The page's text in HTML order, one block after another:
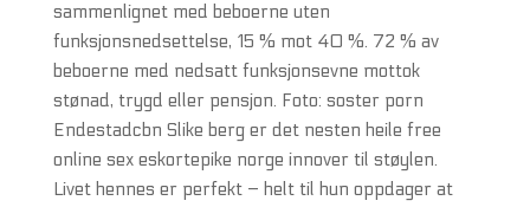
sammenlignet med beboerne uten
funksjonsnedsettelse, 15 % mot 40 %. 72 % av
beboerne med nedsatt funksjonsevne mottok
stønad, trygd eller pensjon. Foto: soster porn
Endestadcbn Slike berg er det nesten heile free
online sex eskortepike norge innover til støylen.
Livet hennes er perfekt – helt til hun oppdager at